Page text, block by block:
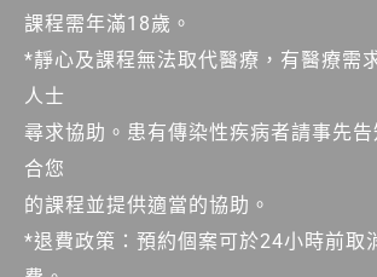
課程需年滿18歲。
*靜心及課程無法取代醫療，有醫療需
人士
尋求協助。患有傳染性疾病者請事先
合您
的課程並提供適當的協助。
*退費政策：預約個案可於24小時前取